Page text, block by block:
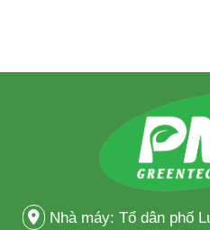
Nhà máy: Tổ dân phố